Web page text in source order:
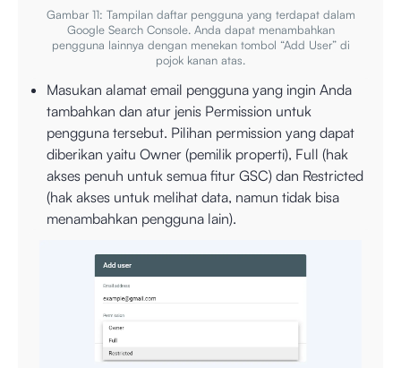
Gambar 11: Tampilan daftar pengguna yang terdapat dalam
Google Search Console. Anda dapat menambahkan
pengguna lainnya dengan menekan tombol “Add User” di
pojok kanan atas.
Masukan alamat email pengguna yang ingin Anda
tambahkan dan atur jenis Permission untuk
pengguna tersebut. Pilihan permission yang dapat
diberikan yaitu Owner (pemilik properti), Full (hak
akses penuh untuk semua fitur GSC) dan Restricted
(hak akses untuk melihat data, namun tidak bisa
menambahkan pengguna lain).